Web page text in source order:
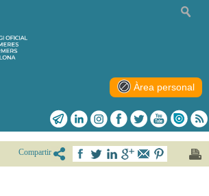
Àrea personal
Compartir